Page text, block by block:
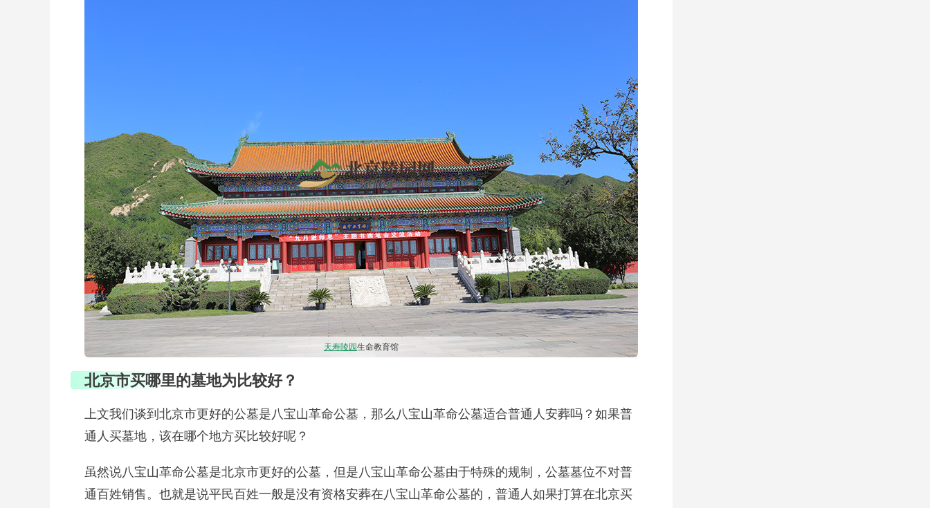
天寿陵园生命教育馆
北京市买哪里的墓地为比较好？
上文我们谈到北京市更好的公墓是八宝山革命公墓，那么八宝山革命公墓适合普通人安葬吗？如果普
通人买墓地，该在哪个地方买比较好呢？
虽然说八宝山革命公墓是北京市更好的公墓，但是八宝山革命公墓由于特殊的规制，公墓墓位不对普
通百姓销售。也就是说平民百姓一般是没有资格安葬在八宝山革命公墓的，普通人如果打算在北京买